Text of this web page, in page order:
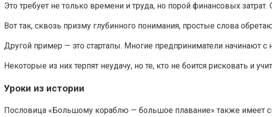
Это требует не только времени и труда, но порой финансовых
Вот так, сквозь призму глубинного понимания, простые слова
Другой пример — это стартапы. Многие предприниматели начинают
Некоторые из них терпят неудачу, но те, кто не боится рисковать и
Уроки из истории
Пословица «Большому кораблю — большое плавание» также имеет